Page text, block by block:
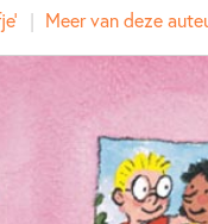
Detective &
Meer van deze